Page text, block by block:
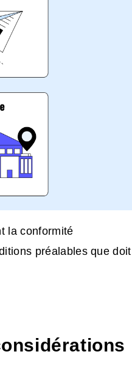
la conformité
préalables que doit